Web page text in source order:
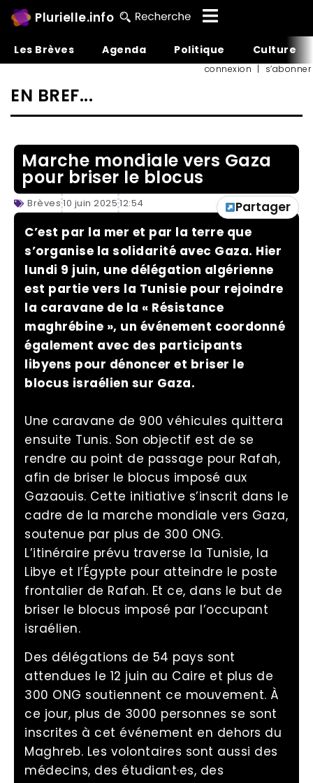
Plurielle.info
Les Brèves Agenda Politique Culture
connexion | s’abonner
EN BREF...
Marche mondiale vers Gaza
pour briser le blocus
Brèves 10 juin 2025 12:54
Partager
C’est par la mer et par la terre que
s’organise la solidarité avec Gaza. Hier
lundi 9 juin, une délégation algérienne
est partie vers la Tunisie pour rejoindre
la caravane de la « Résistance
maghrébine », un événement coordonné
également avec des participants
libyens pour dénoncer et briser le
blocus israélien sur Gaza.
Une caravane de 900 véhicules quittera
ensuite Tunis. Son objectif est de se
rendre au point de passage pour Rafah,
afin de briser le blocus imposé aux
Gazaouis. Cette initiative s’inscrit dans le
cadre de la marche mondiale vers Gaza,
soutenue par plus de 300 ONG.
L’itinéraire prévu traverse la Tunisie, la
Libye et l’Égypte pour atteindre le poste
frontalier de Rafah. Et ce, dans le but de
briser le blocus imposé par l’occupant
israélien.
Des délégations de 54 pays sont
attendues le 12 juin au Caire et plus de
300 ONG soutiennent ce mouvement. À
ce jour, plus de 3000 personnes se sont
inscrites à cet événement en dehors du
Maghreb. Les volontaires sont aussi des
médecins, des étudiant·es, des